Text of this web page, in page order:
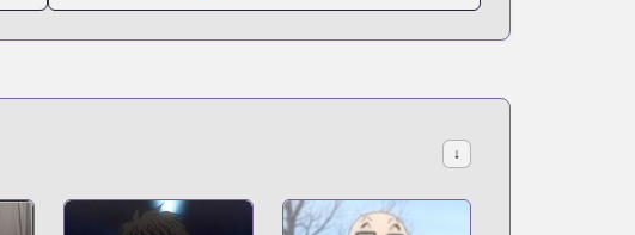
↓